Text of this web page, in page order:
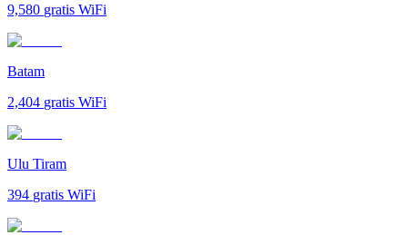
9,580 gratis WiFi
Batam
2,404 gratis WiFi
Ulu Tiram
394 gratis WiFi